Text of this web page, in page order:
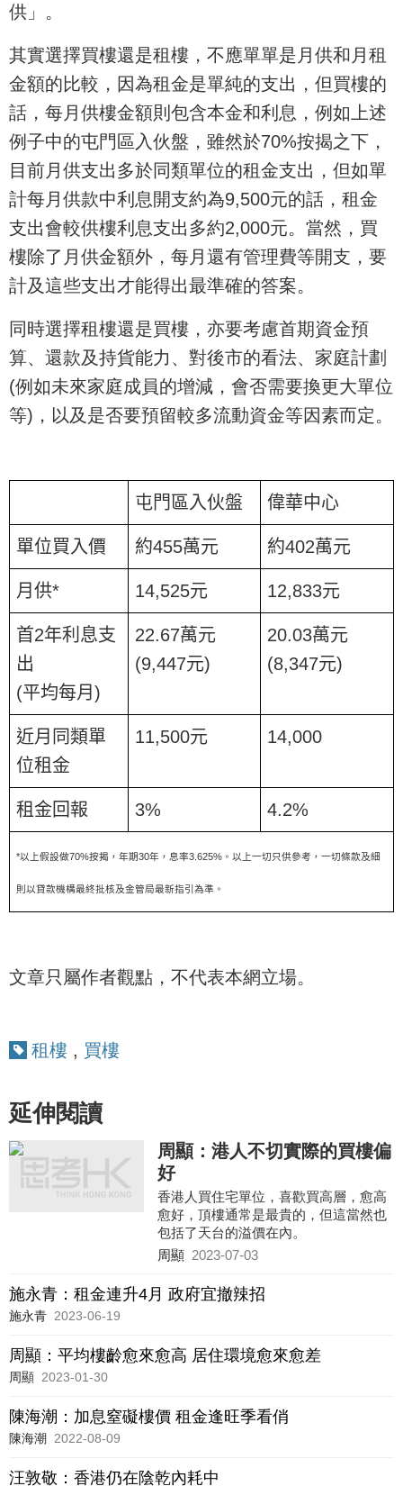
供」。
其實選擇買樓還是租樓，不應單單是月供和月租
金額的比較，因為租金是單純的支出，但買樓的
話，每月供樓金額則包含本金和利息，例如上述
例子中的屯門區入伙盤，雖然於70%按揭之下，
目前月供支出多於同類單位的租金支出，但如單
計每月供款中利息開支約為9,500元的話，租金
支出會較供樓利息支出多約2,000元。當然，買
樓除了月供金額外，每月還有管理費等開支，要
計及這些支出才能得出最準確的答案。
同時選擇租樓還是買樓，亦要考慮首期資金預
算、還款及持貨能力、對後市的看法、家庭計劃
(例如未來家庭成員的增減，會否需要換更大單位
等)，以及是否要預留較多流動資金等因素而定。
屯門區入伙盤 偉華中心
單位買入價 約455萬元 約402萬元
月供* 14,525元 12,833元
首2年利息支
出
(平均每月)
22.67萬元
(9,447元)
20.03萬元
(8,347元)
近月同類單
位租金
11,500元 14,000
租金回報 3% 4.2%
*以上假設做70%按揭，年期30年，息率3.625% 。以上一切只供參考，一切條款及細
則以貸款機構最終批核及金管局最新指引為準。
文章只屬作者觀點，不代表本網立場。
租樓 , 買樓
延伸閱讀
周顯：港人不切實際的買樓偏
好
香港人買住宅單位，喜歡買高層，愈高
愈好，頂樓通常是最貴的，但這當然也
包括了天台的溢價在內。
不過，在內地，人們固然不喜歡低層，
謂：「再窮也別買一樓，再笨也別買頂
樓」。
周顯 2023-07-03
施永青：租金連升4月 政府宜撤辣招
施永青 2023-06-19
周顯：平均樓齡愈來愈高 居住環境愈來愈差
周顯 2023-01-30
陳海潮：加息窒礙樓價 租金逢旺季看俏
陳海潮 2022-08-09
汪敦敬：香港仍在陰乾內耗中